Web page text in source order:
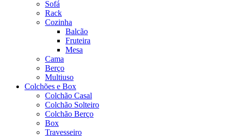
Sofá
Rack
Cozinha
Balcão
Fruteira
Mesa
Cama
Berço
Multiuso
Colchões e Box
Colchão Casal
Colchão Solteiro
Colchão Berço
Box
Travesseiro